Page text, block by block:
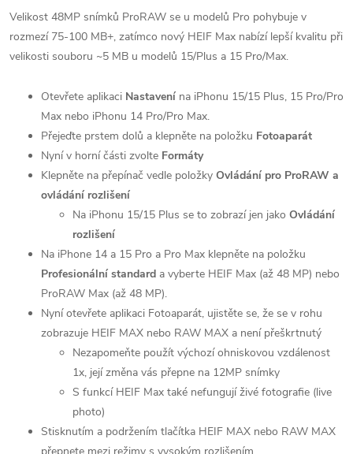
Velikost 48MP snímků ProRAW se u modelů Pro pohybuje v
rozmezí 75-100 MB+, zatímco nový HEIF Max nabízí lepší kvalitu při
velikosti souboru ~5 MB u modelů 15/Plus a 15 Pro/Max.
Otevřete aplikaci Nastavení na iPhonu 15/15 Plus, 15 Pro/Pro
Max nebo iPhonu 14 Pro/Pro Max.
Přejeďte prstem dolů a klepněte na položku Fotoaparát
Nyní v horní části zvolte Formáty
Klepněte na přepínač vedle položky Ovládání pro ProRAW a
ovládání rozlišení
Na iPhonu 15/15 Plus se to zobrazí jen jako Ovládání
rozlišení
Na iPhone 14 a 15 Pro a Pro Max klepněte na položku
Profesionální standard a vyberte HEIF Max (až 48 MP) nebo
ProRAW Max (až 48 MP).
Nyní otevřete aplikaci Fotoaparát, ujistěte se, že se v rohu
zobrazuje HEIF MAX nebo RAW MAX a není přeškrtnutý
Nezapomeňte použít výchozí ohniskovou vzdálenost
1x, její změna vás přepne na 12MP snímky
S funkcí HEIF Max také nefungují živé fotografie (live
photo)
Stisknutím a podržením tlačítka HEIF MAX nebo RAW MAX